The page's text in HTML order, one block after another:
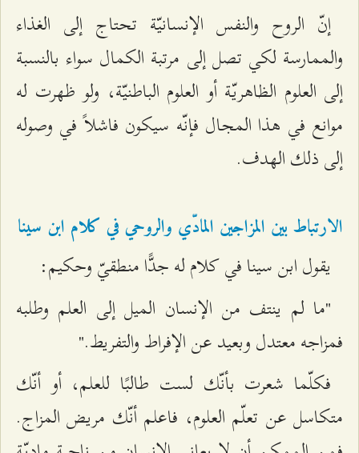
إنّ الروح والنفس الإنسانيّة تحتاج إلى الغذاء
والممارسة لكي تصل إلى مرتبة الكمال سواء بالنسبة
إلى العلوم الظاهريّة أو العلوم الباطنيّة، ولو ظهرت له
موانع في هذا المجال فإنّه سيكون فاشلاً في وصوله
إلى ذلك الهدف.
الارتباط بين المزاجين المادّي والروحي في كلام ابن سينا
يقول ابن سينا في كلام له جدًّا منطقيّ وحكيم:
"ما لم ينتف من الإنسان الميل إلى العلم وطلبه
فمزاجه معتدل وبعيد عن الإفراط والتفريط."
فكلّما شعرت بأنّك لست طالبًا للعلم، أو أنّك
متكاسل عن تعلّم العلوم، فاعلم أنّك مريض المزاج.